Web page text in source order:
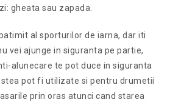
gheata sau zapada.
al sporturilor de iarna, dar iti
vei ajunge in siguranta pe partie,
alunecare te pot duce in siguranta
pot fi utilizate si pentru drumetii
prin oras atunci cand starea